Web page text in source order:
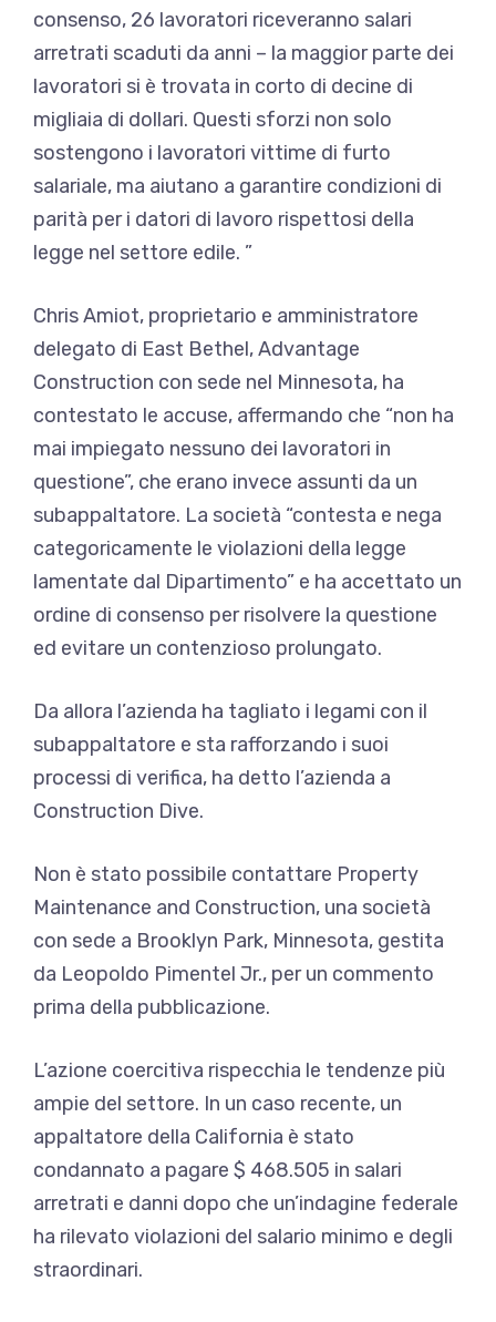
consenso, 26 lavoratori riceveranno salari
arretrati scaduti da anni – la maggior parte dei
lavoratori si è trovata in corto di decine di
migliaia di dollari. Questi sforzi non solo
sostengono i lavoratori vittime di furto
salariale, ma aiutano a garantire condizioni di
parità per i datori di lavoro rispettosi della
legge nel settore edile. ”
Chris Amiot, proprietario e amministratore
delegato di East Bethel, Advantage
Construction con sede nel Minnesota, ha
contestato le accuse, affermando che “non ha
mai impiegato nessuno dei lavoratori in
questione”, che erano invece assunti da un
subappaltatore. La società “contesta e nega
categoricamente le violazioni della legge
lamentate dal Dipartimento” e ha accettato un
ordine di consenso per risolvere la questione
ed evitare un contenzioso prolungato.
Da allora l’azienda ha tagliato i legami con il
subappaltatore e sta rafforzando i suoi
processi di verifica, ha detto l’azienda a
Construction Dive.
Non è stato possibile contattare Property
Maintenance and Construction, una società
con sede a Brooklyn Park, Minnesota, gestita
da Leopoldo Pimentel Jr., per un commento
prima della pubblicazione.
L’azione coercitiva rispecchia le tendenze più
ampie del settore. In un caso recente, un
appaltatore della California è stato
condannato a pagare $ 468.505 in salari
arretrati e danni dopo che un’indagine federale
ha rilevato violazioni del salario minimo e degli
straordinari.